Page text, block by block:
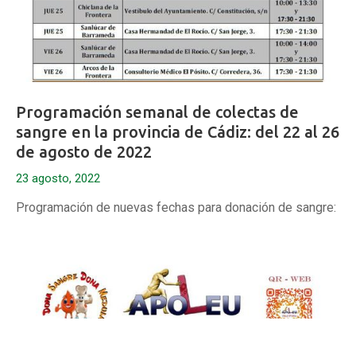
Programación semanal de colectas de
sangre en la provincia de Cádiz: del 22 al 26
de agosto de 2022
23 agosto, 2022
Programación de nuevas fechas para donación de sangre: